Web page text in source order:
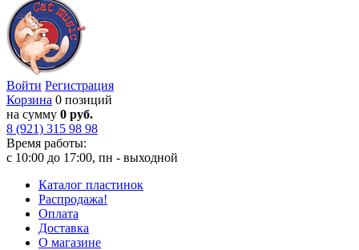
Войти Регистрация
Корзина 0 позиций
на сумму 0 руб.
8 (921) 315 98 98
Время работы:
с 10:00 до 17:00, пн - выходной
Каталог пластинок
Распродажа!
Оплата
Доставка
О магазине